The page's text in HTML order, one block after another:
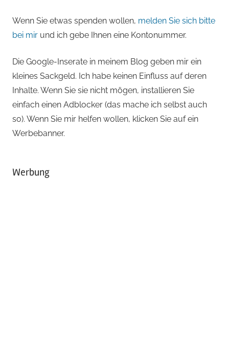
Wenn Sie etwas spenden wollen, melden Sie sich bitte
bei mir und ich gebe Ihnen eine Kontonummer.
Die Google-Inserate in meinem Blog geben mir ein
kleines Sackgeld. Ich habe keinen Einfluss auf deren
Inhalte. Wenn Sie sie nicht mögen, installieren Sie
einfach einen Adblocker (das mache ich selbst auch
so). Wenn Sie mir helfen wollen, klicken Sie auf ein
Werbebanner.
Werbung